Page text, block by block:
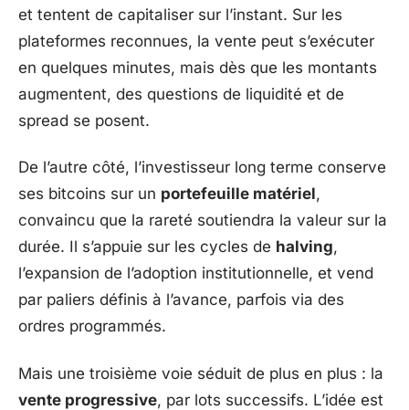
et tentent de capitaliser sur l’instant. Sur les
plateformes reconnues, la vente peut s’exécuter
en quelques minutes, mais dès que les montants
augmentent, des questions de liquidité et de
spread se posent.
De l’autre côté, l’investisseur long terme conserve
ses bitcoins sur un portefeuille matériel,
convaincu que la rareté soutiendra la valeur sur la
durée. Il s’appuie sur les cycles de halving,
l’expansion de l’adoption institutionnelle, et vend
par paliers définis à l’avance, parfois via des
ordres programmés.
Mais une troisième voie séduit de plus en plus : la
vente progressive, par lots successifs. L’idée est